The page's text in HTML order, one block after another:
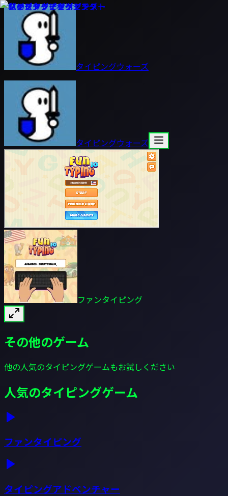
タイピングウォーズ
タイピングウォーズ
ファンタイピング
その他のゲーム
他の人気のタイピングゲームもお試しください
人気のタイピングゲーム
ファンタイピング
タイピングアドベンチャー